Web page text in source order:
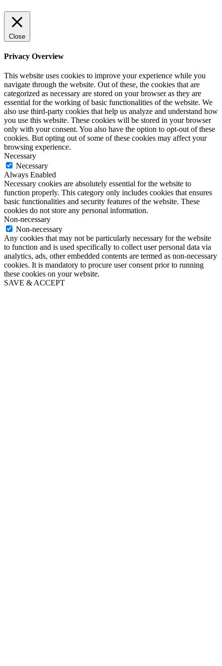
Close
Privacy Overview
This website uses cookies to improve your experience while you
navigate through the website. Out of these, the cookies that are
categorized as necessary are stored on your browser as they are
essential for the working of basic functionalities of the website. We
also use third-party cookies that help us analyze and understand how
you use this website. These cookies will be stored in your browser
only with your consent. You also have the option to opt-out of these
cookies. But opting out of some of these cookies may affect your
browsing experience.
Necessary
Necessary
Always Enabled
Necessary cookies are absolutely essential for the website to
function properly. This category only includes cookies that ensures
basic functionalities and security features of the website. These
cookies do not store any personal information.
Non-necessary
Non-necessary
Any cookies that may not be particularly necessary for the website
to function and is used specifically to collect user personal data via
analytics, ads, other embedded contents are termed as non-necessary
cookies. It is mandatory to procure user consent prior to running
these cookies on your website.
SAVE & ACCEPT